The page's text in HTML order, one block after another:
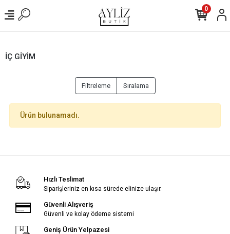
0
İÇ GİYİM
Filtreleme Sıralama
Ürün bulunamadı.
Hızlı Teslimat
Siparişleriniz en kısa sürede elinize ulaşır.
Güvenli Alışveriş
Güvenli ve kolay ödeme sistemi
Geniş Ürün Yelpazesi